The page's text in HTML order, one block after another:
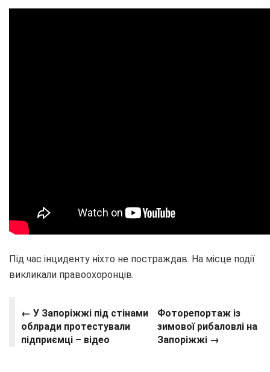
Під час інциденту ніхто не постраждав. На місце події
викликали правоохоронців.
← У Запоріжжі під стінами
облради протестували
підприємці – відео
Фоторепортаж із
зимової рибаловлі на
Запоріжжі →